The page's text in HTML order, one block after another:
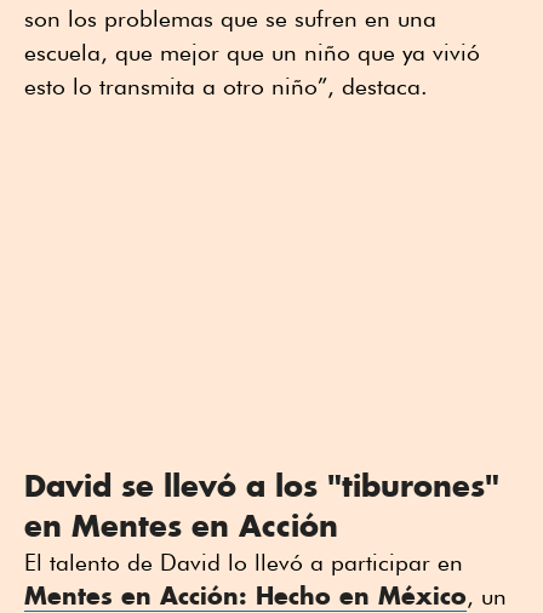
son los problemas que se sufren en una
escuela, que mejor que un niño que ya vivió
esto lo transmita a otro niño”, destaca.
David se llevó a los "tiburones"
en Mentes en Acción
El talento de David lo llevó a participar en
Mentes en Acción: Hecho en México, un